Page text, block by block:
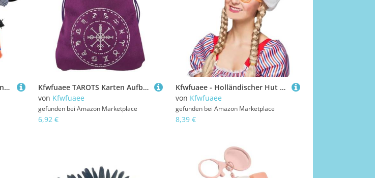
Kfwfuaee Halloween-Stirnband-Dekorationen für Damen und Mädchen, Kostüm, Haarband, Zubehör, Cosplay, Party, Schule, Veranstaltung, Halloween, Aufführungen, Zubehör, Kinder
Kfwfuaee TAROTS Karten Aufbewahrungsbeutel Mit Zeichnungsstrings Dices Holder Organisatoren Schmuck Dices Beutel Geschenke Verpackungstasche Deckhalter Zeichnungsstring Beutel
von Kfwfuaee
gefunden bei Amazon Marketplace
6,92 €
Kfwfuaee - Holländischer Hut aus weißer Spitze mit Schattenglas, niederländischer Kopfschmuck für Frauen, Feiertagsfeier, Cosplay-Events
von Kfwfuaee
gefunden bei Amazon Marketplace
8,39 €